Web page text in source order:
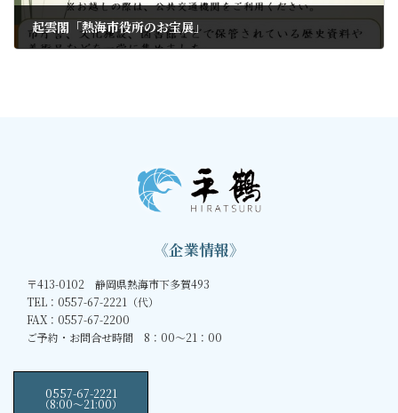
起雲閣「熱海市役所のお宝展」
《企業情報》
〒413-0102 静岡県熱海市下多賀493
TEL：0557-67-2221（代）
FAX：0557-67-2200
ご予約・お問合せ時間 8：00～21：00
0557-67-2221
（8:00〜21:00）